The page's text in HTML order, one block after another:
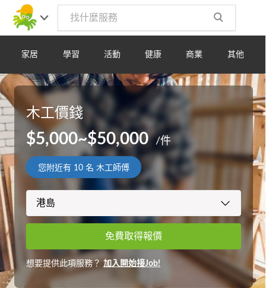
家居 學習 活動 健康 商業 其他
木工價錢
$5,000~$50,000 /件
您附近有 10 名 木工師傅
免費取得報價
想要提供此項服務？加入開始接Job!